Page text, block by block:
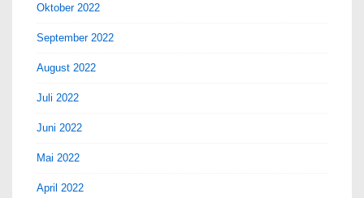
Oktober 2022
September 2022
August 2022
Juli 2022
Juni 2022
Mai 2022
April 2022